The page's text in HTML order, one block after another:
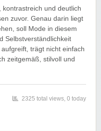
kontrastreich und deutlich
zuvor. Genau darin liegt
soll Mode in diesem
Selbstverständlichkeit
trägt nicht einfach
zeitgemäß, stilvoll und
2325 total views, 0 today